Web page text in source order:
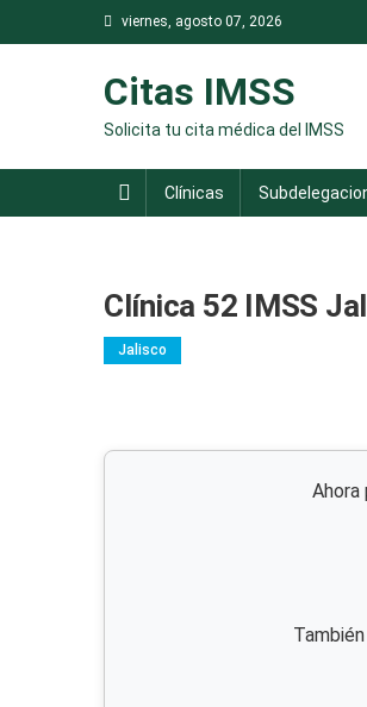
al
viernes, agosto 07, 2026
Citas IMSS
Solicita tu cita médica del IMSS
Clínicas
Clínica 52 IMSS
Jalisco
Ahora